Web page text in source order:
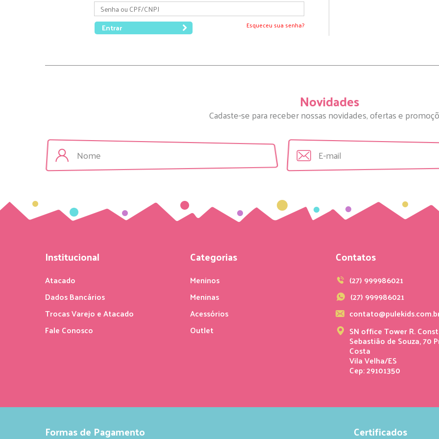
Esqueceu sua senha?
Entrar
Novidades
Cadaste-se para receber nossas novidades, ofertas e
Institucional
Atacado
Dados Bancários
Trocas Varejo e Atacado
Fale Conosco
Categorias
Meninos
Meninas
Acessórios
Outlet
Contatos
(27) 999986021
(27) 999986021
SN office Tower R.
Sebastião de Souza, 70
Costa
Vila Velha/ES
Cep: 29101350
Formas de Pagamento Certificados